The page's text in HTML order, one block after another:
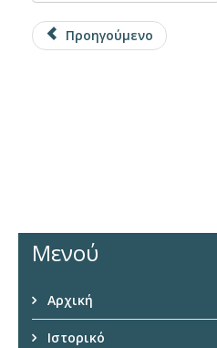
Προηγούμενο
Μενού
Αρχική
Ιστορικό